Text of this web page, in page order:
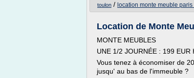
toulon / location monte meuble paris
Location de Monte
MONTE MEUBLES
UNE 1/2 JOURNÉE : 199
Vous tenez à économiser de
jusqu' au bas de l'immeuble ?